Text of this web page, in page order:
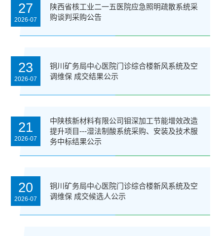
27
2026-07
陕西省核工业二一五医院应急照明疏散系统采
购谈判采购公告
23
2026-07
铜川矿务局中心医院门诊综合楼新风系统及空
调维保 成交结果公示
21
2026-07
中陕核新材料有限公司钼深加工节能增效改造
提升项目---湿法制酸系统采购、安装及技术服
务中标结果公示
20
2026-07
铜川矿务局中心医院门诊综合楼新风系统及空
调维保 成交候选人公示